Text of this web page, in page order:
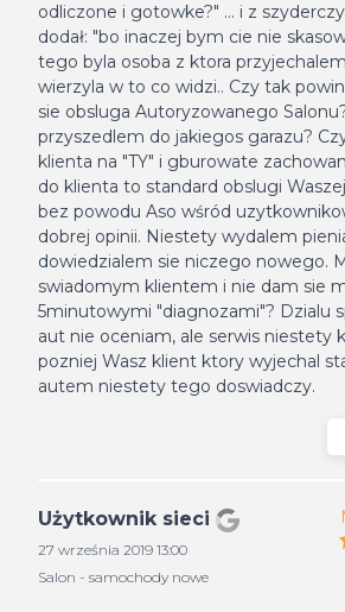
odliczone i gotowke?" ... i z
dodał: "bo inaczej bym cie nie
tego byla osoba z ktora
wierzyla w to co widzi.. Czy tak
sie obsluga Autoryzowanego
przyszedlem do jakiegos garazu?
klienta na "TY" i gburowate
do klienta to standard obslugi
bez powodu Aso wśród
dobrej opinii. Niestety wydalem
dowiedzialem sie niczego nowego.
swiadomym klientem i nie dam sie
5minutowymi "diagnozami"? Dzialu
aut nie oceniam, ale serwis niestety
pozniej Wasz klient ktory wyjechal
autem niestety tego doswiadczy.
Użytkownik sieci
27 września 2019 13:00
Salon - samochody nowe